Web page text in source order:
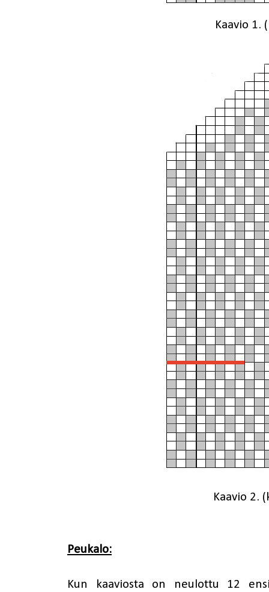
Kaavio 1.
Kaavio 2.
Peukalo:
Kun kaaviosta on neulottu 12